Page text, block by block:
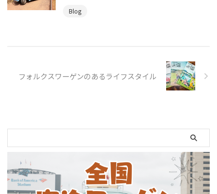
Blog
フォルクスワーゲンのあるライフスタイル